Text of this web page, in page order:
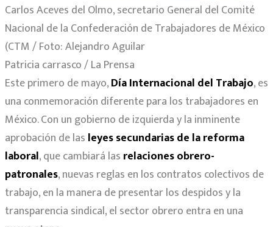
Carlos Aceves del Olmo, secretario General del Comité
Nacional de la Confederación de Trabajadores de México
(CTM / Foto: Alejandro Aguilar
Patricia carrasco / La Prensa
Este primero de mayo,Día Internacional del Trabajo, es
una conmemoración diferente para los trabajadores en
México. Con un gobierno de izquierda y la inminente
aprobación de las leyes secundarias de la reforma
laboral, que cambiará las relaciones obrero-
patronales, nuevas reglas en los contratos colectivos de
trabajo, en la manera de presentar los despidos y la
transparencia sindical, el sector obrero entra en una